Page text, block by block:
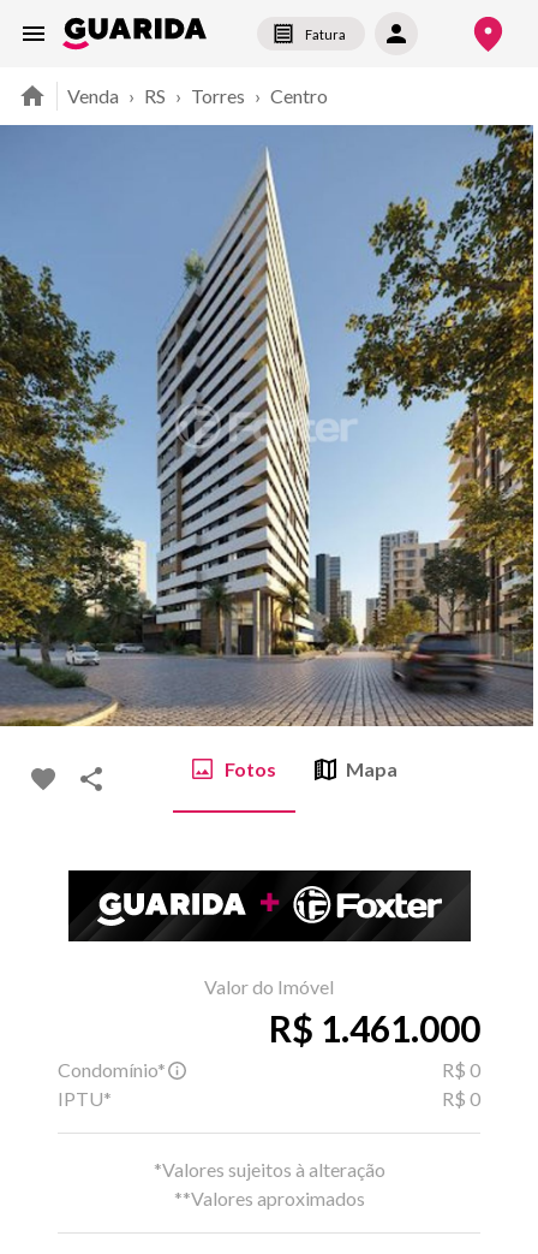
Fatura
Venda › RS › Torres › Centro
Fotos Mapa
Valor do Imóvel
R$ 1.461.000
Condomínio*
R$ 0
IPTU*
R$ 0
*Valores sujeitos à alteração
**Valores aproximados